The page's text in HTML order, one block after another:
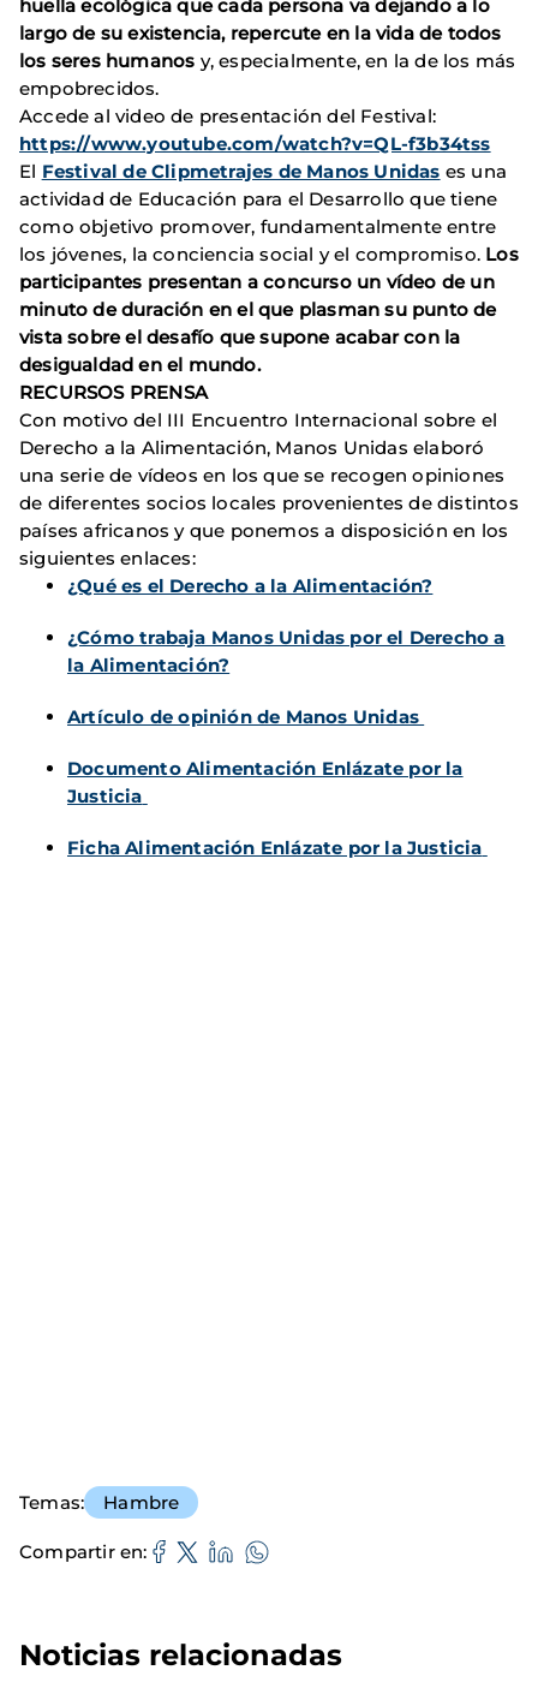
huella ecológica que cada persona va dejando a lo
largo de su existencia, repercute en la vida de todos
los seres humanos y, especialmente, en la de los más
empobrecidos.
Accede al video de presentación del Festival:
https://www.youtube.com/watch?v=QL-f3b34tss
El Festival de Clipmetrajes de Manos Unidas es una
actividad de Educación para el Desarrollo que tiene
como objetivo promover, fundamentalmente entre
los jóvenes, la conciencia social y el compromiso. Los
participantes presentan a concurso un vídeo de un
minuto de duración en el que plasman su punto de
vista sobre el desafío que supone acabar con la
desigualdad en el mundo.
RECURSOS PRENSA
Con motivo del III Encuentro Internacional sobre el
Derecho a la Alimentación, Manos Unidas elaboró
una serie de vídeos en los que se recogen opiniones
de diferentes socios locales provenientes de distintos
países africanos y que ponemos a disposición en los
siguientes enlaces:
¿Qué es el Derecho a la Alimentación?
¿Cómo trabaja Manos Unidas por el Derecho a
la Alimentación?
Artículo de opinión de Manos Unidas
Documento Alimentación Enlázate por la
Justicia
Ficha Alimentación Enlázate por la Justicia
Temas Hambre
Compartir en
Noticias relacionadas